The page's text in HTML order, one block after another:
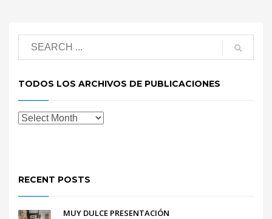
TODOS LOS ARCHIVOS DE PUBLICACIONES
RECENT POSTS
MUY DULCE PRESENTACIÓN